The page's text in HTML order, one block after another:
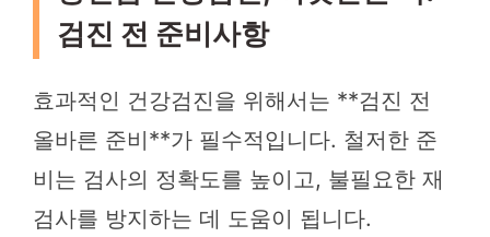
검진 전 준비사항
효과적인 건강검진을 위해서는 **검진 전
올바른 준비**가 필수적입니다. 철저한 준
비는 검사의 정확도를 높이고, 불필요한 재
검사를 방지하는 데 도움이 됩니다.